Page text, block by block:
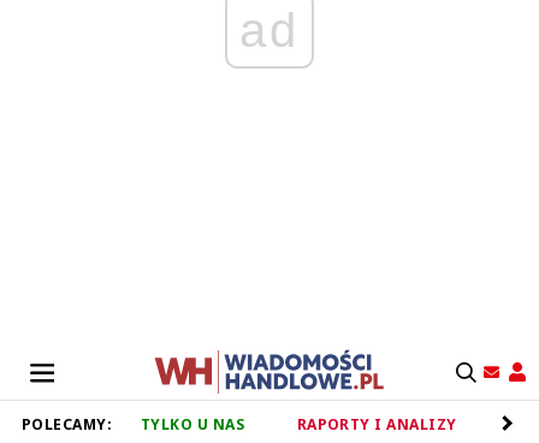
ad
POLECAMY: TYLKO U NAS RAPORTY I ANALIZY